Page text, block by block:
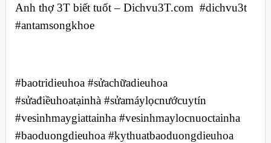
Anh thợ 3T biết tuốt – Dichvu3T.com #dichvu3t
#antamsongkhoe
#baotridieuhoa #sửachữadieuhoa
#sửađiềuhoatạinhà #sửamáylọcnướcuytín
#vesinhmaygiattainha #vesinhmaylocnuoctainha
#baoduongdieuhoa #kythuatbaoduongdieuhoa